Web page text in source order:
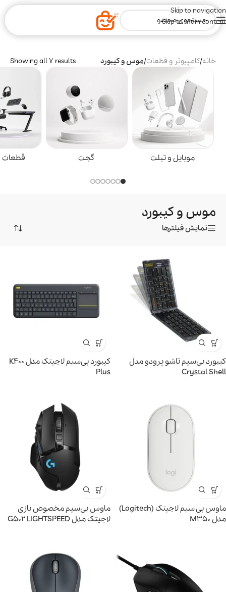
Skip to navigation
Skip to main content
خانه/کامپیوتر و قطعات/موس و کیبورد Showing all 7 results
موبایل و تبلت گجت قطعات
موس و کیبورد
نمایش فیلترها
کیبورد بی‌سیم تاشو پرودو مدل
Crystal Shell
کیبورد بی‌سیم لاجیتک مدل K400
Plus
ماوس بی سیم لاجیتک (Logitech)
مدل M350
ماوس بی‌سیم مخصوص بازی
لاجیتک مدل G502 LIGHTSPEED